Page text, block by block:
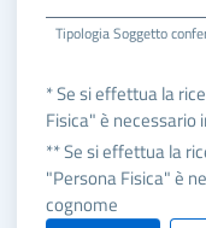
Tipologia Soggetto
* Se si effettua la
Fisica" è necessario
** Se si effettua la
"Persona Fisica" è
cognome